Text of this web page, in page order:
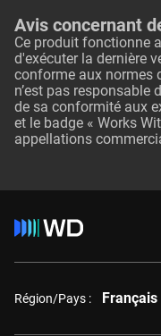
Avis concernant
Ce produit fonctionne
d'exécuter la dernière
conforme aux normes
n’est pas
de sa conformité aux
et le badge « Works
appellations
Région/Pays : Français